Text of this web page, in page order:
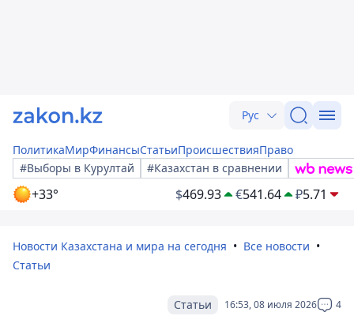
Рус
ПолитикаМирФинансыСтатьиПроисшествияПраво
#Выборы в Курултай
#Казахстан в сравнении
+33° $469.93 €541.64 ₽5.71
Новости Казахстана и мира на сегодня
Все новости
Статьи
16:53, 08 июля 2026 4
Статьи